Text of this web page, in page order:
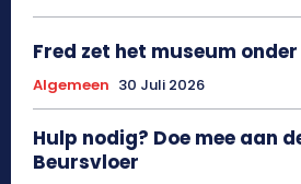
Fred zet het museum
Algemeen 30 Juli 2026
Hulp nodig? Doe mee aan
Beursvloer